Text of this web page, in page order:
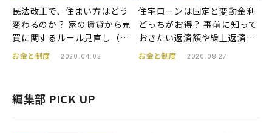
民法改正で、住まい方はどう
変わるのか？ 家の賃貸から売
買に関するルール見直し（パ
ート1）
お金と制度 2020.04.03
住宅ローンは固定と変動金利
どっちがお得？ 事前に知って
おきたい返済額や繰上返済、
借り換えなどの注意点
お金と制度 2020.08.27
編集部 PICK UP